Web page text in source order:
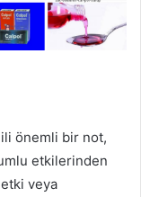
önemli bir not,
etkilerinden
veya